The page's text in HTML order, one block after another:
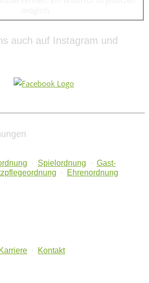
auch auf Instagram und
· Spielordnung · Gast-
· Ehrenordnung
· Kontakt